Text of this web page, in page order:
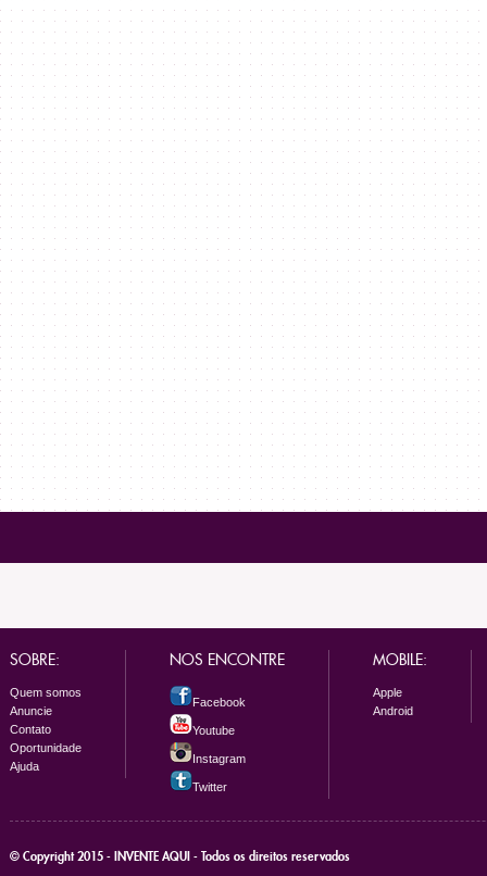
SOBRE:
Quem somos
Anuncie
Contato
Oportunidade
Ajuda
NOS ENCONTRE
Facebook
Youtube
Instagram
Twitter
MOBILE:
Apple
Android
© Copyright 2015 - INVENTE AQUI - Todos os direitos reservados